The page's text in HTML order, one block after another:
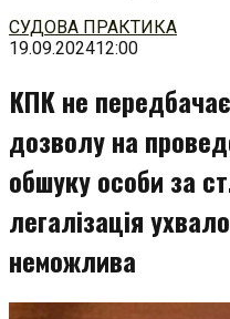
Перейти
до
СУДОВА ПРАКТИКА
19.09.202412:00
КПК не
дозволу на
обшуку особи за
легалізація
неможлива